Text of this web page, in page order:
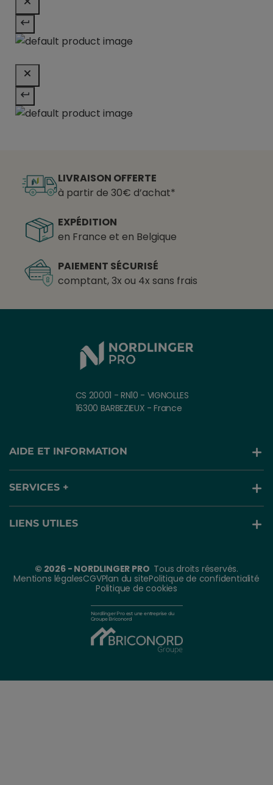
LIVRAISON OFFERTE
à partir de 30€ d’achat*
EXPÉDITION
en France et en Belgique
PAIEMENT SÉCURISÉ
comptant, 3x ou 4x sans frais
CS 20001 - RN10 - VIGNOLLES
16300 BARBEZIEUX - France
AIDE ET INFORMATION
SERVICES +
LIENS UTILES
© 2026 - NORDLINGER PRO Tous droits réservés.
Mentions légalesCGVPlan du sitePolitique de confidentialité
Politique de cookies
Nordlinger Pro est une entreprise du
Groupe Briconord